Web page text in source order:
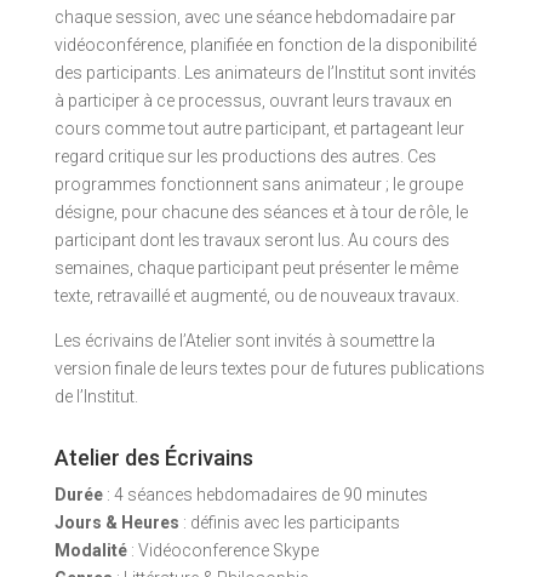
chaque session, avec une séance hebdomadaire par
vidéoconférence, planifiée en fonction de la disponibilité
des participants. Les animateurs de l’Institut sont invités
à participer à ce processus, ouvrant leurs travaux en
cours comme tout autre participant, et partageant leur
regard critique sur les productions des autres. Ces
programmes fonctionnent sans animateur ; le groupe
désigne, pour chacune des séances et à tour de rôle, le
participant dont les travaux seront lus. Au cours des
semaines, chaque participant peut présenter le même
texte, retravaillé et augmenté, ou de nouveaux travaux.
Les écrivains de l’Atelier sont invités à soumettre la
version finale de leurs textes pour de futures publications
de l’Institut.
Atelier des Écrivains
Durée: 4 séances hebdomadaires de 90 minutes
Jours & Heures : définis avec les participants
Modalité: Vidéoconference Skype